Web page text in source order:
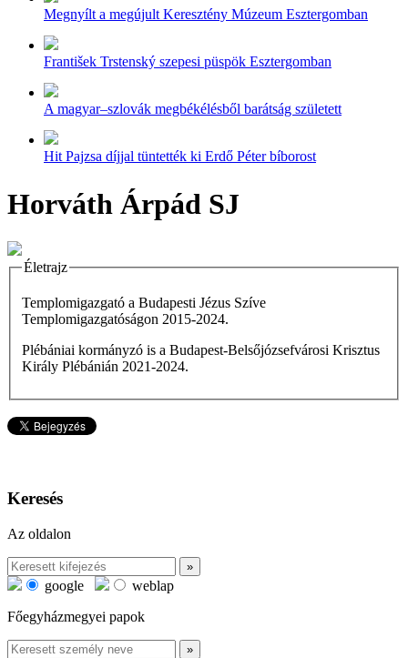
Megnyílt a megújult Keresztény Múzeum Esztergomban
František Trstenský szepesi püspök Esztergomban
A magyar–szlovák megbékélésből barátság született
Hit Pajzsa díjjal tüntették ki Erdő Péter bíborost
Horváth Árpád SJ
Életrajz
Templomigazgató a Budapesti Jézus Szíve
Templomigazgatóságon 2015-2024.
Plébániai kormányzó is a Budapest-Belsőjózsefvárosi Krisztus
Király Plébánián 2021-2024.
Keresés
Az oldalon
google
weblap
Főegyházmegyei papok